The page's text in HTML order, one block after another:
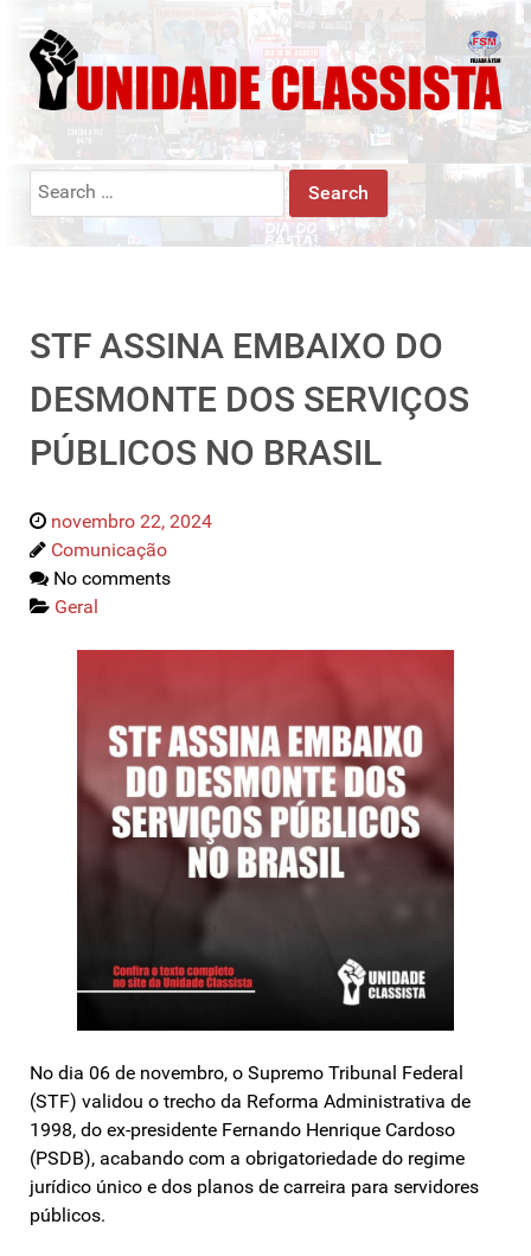
Search
STF ASSINA EMBAIXO DO
DESMONTE DOS SERVIÇOS
PÚBLICOS NO BRASIL
novembro 22, 2024
Comunicação
No comments
Geral
No dia 06 de novembro, o Supremo Tribunal Federal
(STF) validou o trecho da Reforma Administrativa de
1998, do ex-presidente Fernando Henrique Cardoso
(PSDB), acabando com a obrigatoriedade do regime
jurídico único e dos planos de carreira para servidores
públicos.